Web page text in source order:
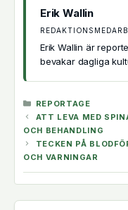
Erik Wallin
Erik Wallin är
bevakar dagliga
KATEGORIER
REPORTAGE
ATT LEVA MED
OCH BEHANDLING
TECKEN PÅ
OCH VARNINGAR